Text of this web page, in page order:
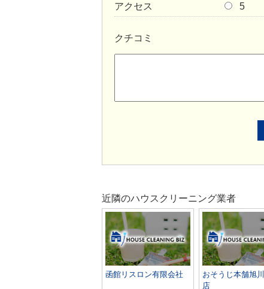
アクセス 5
クチコミ
近隣のハウスクリーニング業者
函館リスロン有限会社
おそうじ本舗旭
店